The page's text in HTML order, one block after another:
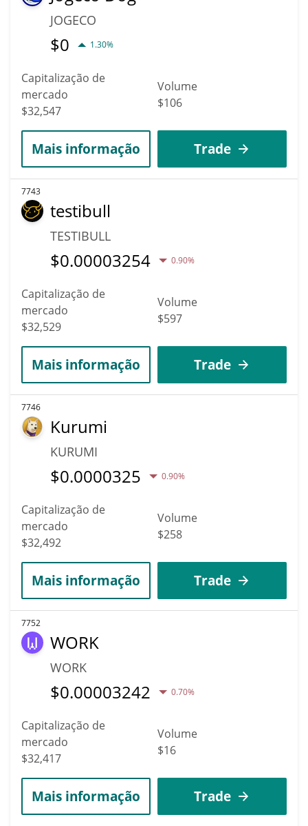
JOGECO
$0 1.30%
Capitalização de
mercado
$32,547
Volume
$106
Mais informação Trade
7743
testibull
TESTIBULL
$0.00003254 0.90%
Capitalização de
mercado
$32,529
Volume
$597
Mais informação Trade
7746
Kurumi
KURUMI
$0.0000325 0.90%
Capitalização de
mercado
$32,492
Volume
$258
Mais informação Trade
7752
WORK
WORK
$0.00003242 0.70%
Capitalização de
mercado
$32,417
Volume
$16
Mais informação Trade